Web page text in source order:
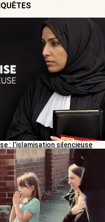
: l’islamisation silencieuse